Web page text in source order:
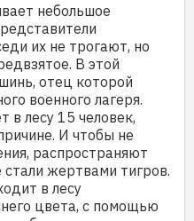
небольшое
их не трогают, но
В этой
отец которой
военного лагеря.
лесу 15 человек,
И чтобы не
распространяют
стали жертвами тигров.
в лесу
цвета, с помощью